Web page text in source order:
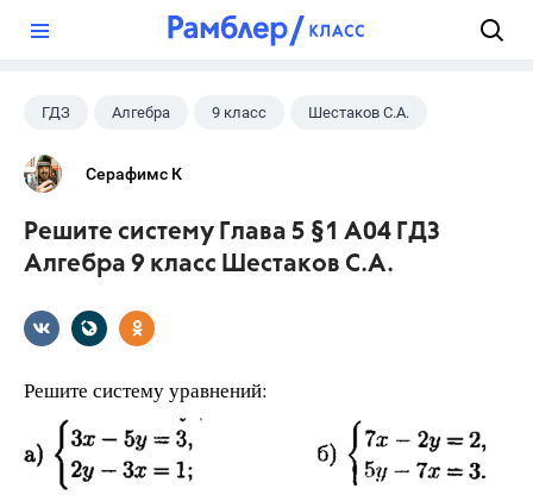
ГДЗ Алгебра 9 класс Шестаков С.А.
Серафимс К
Решите систему Глава 5 §1 А04 ГДЗ
Алгебра 9 класс Шестаков С.А.
Решите систему уравнений: